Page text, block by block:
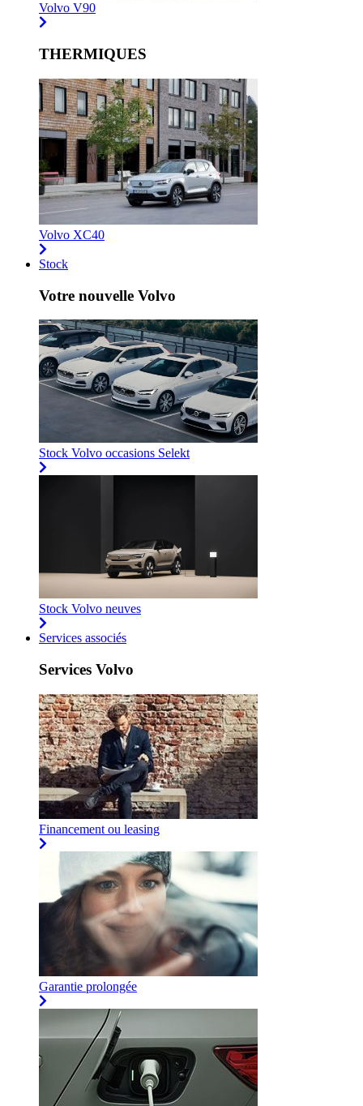
Volvo V90
THERMIQUES
Volvo XC40
Stock
Votre nouvelle Volvo
Stock Volvo occasions Selekt
Stock Volvo neuves
Services associés
Services Volvo
Financement ou leasing
Garantie prolongée